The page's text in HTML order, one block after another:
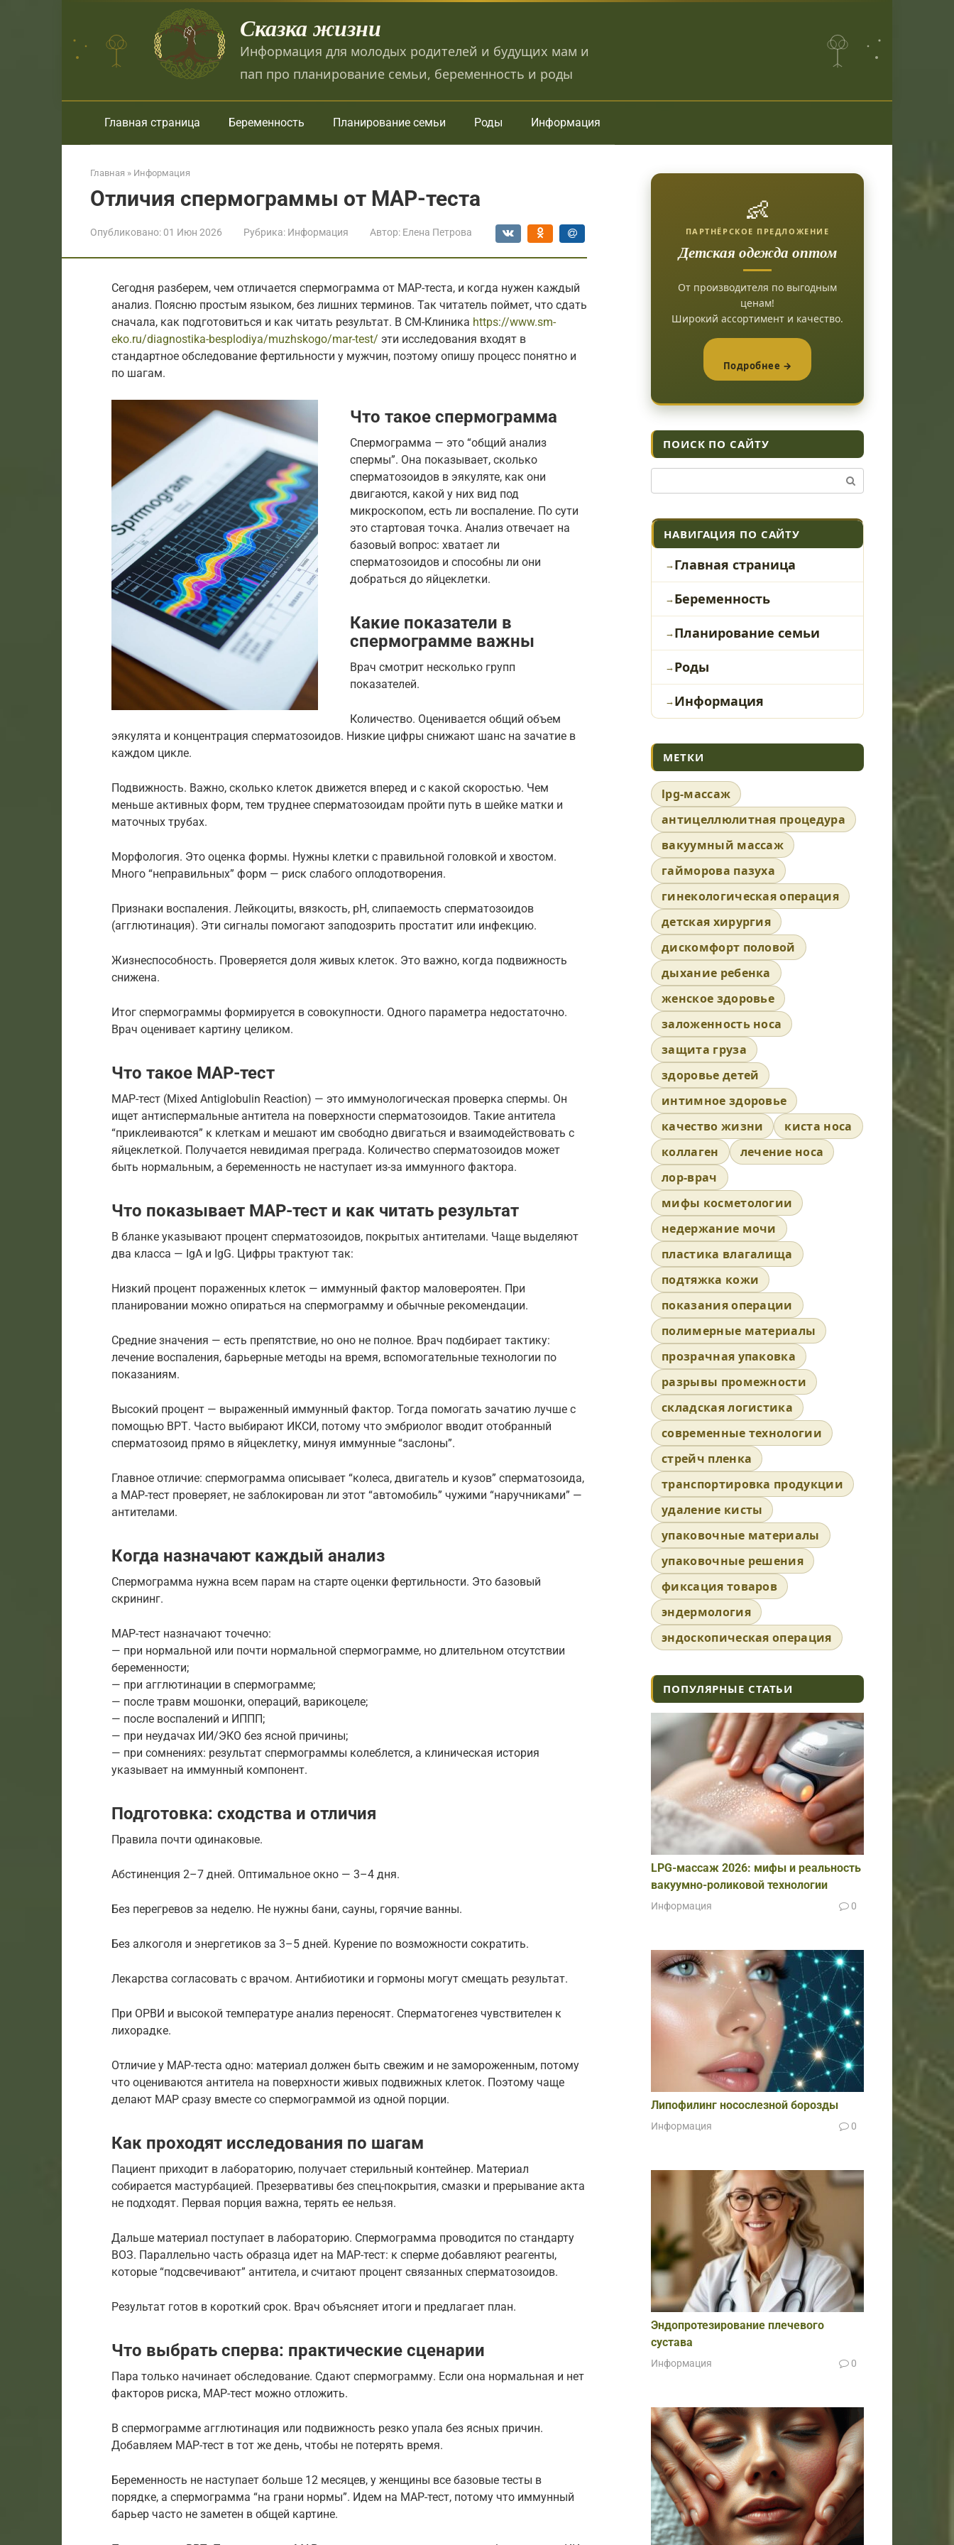
Сказка жизни
Информация для молодых родителей и будущих мам и
пап про планирование семьи, беременность и роды
Главная страница Беременность Планирование семьи Роды Информация
Главная » Информация
Отличия спермограммы от МАР-теста
Опубликовано: 01 Июн 2026 Рубрика: Информация Автор: Елена Петрова
Сегодня разберем, чем отличается спермограмма от МАР-теста, и когда нужен каждый
анализ. Поясню простым языком, без лишних терминов. Так читатель поймет, что сдать
сначала, как подготовиться и как читать результат. В СМ-Клиника https://www.sm-
eko.ru/diagnostika-besplodiya/muzhskogo/mar-test/ эти исследования входят в
стандартное обследование фертильности у мужчин, поэтому опишу процесс понятно и
по шагам.
Что такое спермограмма
Спермограмма — это “общий анализ
спермы”. Она показывает, сколько
сперматозоидов в эякуляте, как они
двигаются, какой у них вид под
микроскопом, есть ли воспаление. По сути
это стартовая точка. Анализ отвечает на
базовый вопрос: хватает ли
сперматозоидов и способны ли они
добраться до яйцеклетки.
Какие показатели в
спермограмме важны
Врач смотрит несколько групп
показателей.
Количество. Оценивается общий объем
эякулята и концентрация сперматозоидов. Низкие цифры снижают шанс на зачатие в
каждом цикле.
Подвижность. Важно, сколько клеток движется вперед и с какой скоростью. Чем
меньше активных форм, тем труднее сперматозоидам пройти путь в шейке матки и
маточных трубах.
Морфология. Это оценка формы. Нужны клетки с правильной головкой и хвостом.
Много “неправильных” форм — риск слабого оплодотворения.
Признаки воспаления. Лейкоциты, вязкость, pH, слипаемость сперматозоидов
(агглютинация). Эти сигналы помогают заподозрить простатит или инфекцию.
Жизнеспособность. Проверяется доля живых клеток. Это важно, когда подвижность
снижена.
Итог спермограммы формируется в совокупности. Одного параметра недостаточно.
Врач оценивает картину целиком.
Что такое МАР-тест
МАР-тест (Mixed Antiglobulin Reaction) — это иммунологическая проверка спермы. Он
ищет антиспермальные антитела на поверхности сперматозоидов. Такие антитела
“приклеиваются” к клеткам и мешают им свободно двигаться и взаимодействовать с
яйцеклеткой. Получается невидимая преграда. Количество сперматозоидов может
быть нормальным, а беременность не наступает из-за иммунного фактора.
Что показывает МАР-тест и как читать результат
В бланке указывают процент сперматозоидов, покрытых антителами. Чаще выделяют
два класса — IgA и IgG. Цифры трактуют так:
Низкий процент пораженных клеток — иммунный фактор маловероятен. При
планировании можно опираться на спермограмму и обычные рекомендации.
Средние значения — есть препятствие, но оно не полное. Врач подбирает тактику:
лечение воспаления, барьерные методы на время, вспомогательные технологии по
показаниям.
Высокий процент — выраженный иммунный фактор. Тогда помогать зачатию лучше с
помощью ВРТ. Часто выбирают ИКСИ, потому что эмбриолог вводит отобранный
сперматозоид прямо в яйцеклетку, минуя иммунные “заслоны”.
Главное отличие: спермограмма описывает “колеса, двигатель и кузов” сперматозоида,
а МАР-тест проверяет, не заблокирован ли этот “автомобиль” чужими “наручниками” —
антителами.
Когда назначают каждый анализ
Спермограмма нужна всем парам на старте оценки фертильности. Это базовый
скрининг.
МАР-тест назначают точечно:
— при нормальной или почти нормальной спермограмме, но длительном отсутствии
беременности;
— при агглютинации в спермограмме;
— после травм мошонки, операций, варикоцеле;
— после воспалений и ИППП;
— при неудачах ИИ/ЭКО без ясной причины;
— при сомнениях: результат спермограммы колеблется, а клиническая история
указывает на иммунный компонент.
Подготовка: сходства и отличия
Правила почти одинаковые.
Абстиненция 2–7 дней. Оптимальное окно — 3–4 дня.
Без перегревов за неделю. Не нужны бани, сауны, горячие ванны.
Без алкоголя и энергетиков за 3–5 дней. Курение по возможности сократить.
Лекарства согласовать с врачом. Антибиотики и гормоны могут смещать результат.
При ОРВИ и высокой температуре анализ переносят. Сперматогенез чувствителен к
лихорадке.
Отличие у МАР-теста одно: материал должен быть свежим и не замороженным, потому
что оцениваются антитела на поверхности живых подвижных клеток. Поэтому чаще
делают МАР сразу вместе со спермограммой из одной порции.
Как проходят исследования по шагам
Пациент приходит в лабораторию, получает стерильный контейнер. Материал
собирается мастурбацией. Презервативы без спец-покрытия, смазки и прерывание акта
не подходят. Первая порция важна, терять ее нельзя.
Дальше материал поступает в лабораторию. Спермограмма проводится по стандарту
ВОЗ. Параллельно часть образца идет на МАР-тест: к сперме добавляют реагенты,
которые “подсвечивают” антитела, и считают процент связанных сперматозоидов.
Результат готов в короткий срок. Врач объясняет итоги и предлагает план.
Что выбрать сперва: практические сценарии
Пара только начинает обследование. Сдают спермограмму. Если она нормальная и нет
факторов риска, МАР-тест можно отложить.
В спермограмме агглютинация или подвижность резко упала без ясных причин.
Добавляем МАР-тест в тот же день, чтобы не потерять время.
Беременность не наступает больше 12 месяцев, у женщины все базовые тесты в
порядке, а спермограмма “на грани нормы”. Идем на МАР-тест, потому что иммунный
барьер часто не заметен в общей картине.
👶
ПАРТНЁРСКОЕ ПРЕДЛОЖЕНИЕ
Детская одежда оптом
От производителя по выгодным
ценам!
Широкий ассортимент и качество.
Подробнее →
ПОИСК ПО САЙТУ
НАВИГАЦИЯ ПО САЙТУ
Главная страница
Беременность
Планирование семьи
Роды
Информация
МЕТКИ
lpg-массаж
антицеллюлитная процедура
вакуумный массаж
гайморова пазуха
гинекологическая операция
детская хирургия
дискомфорт половой
дыхание ребенка
женское здоровье
заложенность носа
защита груза
здоровье детей
интимное здоровье
качество жизни
киста носа
коллаген
лечение носа
лор-врач
мифы косметологии
недержание мочи
пластика влагалища
подтяжка кожи
показания операции
полимерные материалы
прозрачная упаковка
разрывы промежности
складская логистика
современные технологии
стрейч пленка
транспортировка продукции
удаление кисты
упаковочные материалы
упаковочные решения
фиксация товаров
эндермология
эндоскопическая операция
ПОПУЛЯРНЫЕ СТАТЬИ
LPG-массаж 2026: мифы и реальность
вакуумно-роликовой технологии
Информация 0
Липофилинг носослезной борозды
Информация 0
Эндопротезирование плечевого
сустава
Информация 0